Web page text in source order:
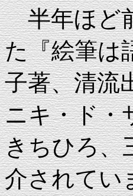
半年ほど
た『絵筆は
子著、清流
ニキ・ド・
きちひろ、
介されてい